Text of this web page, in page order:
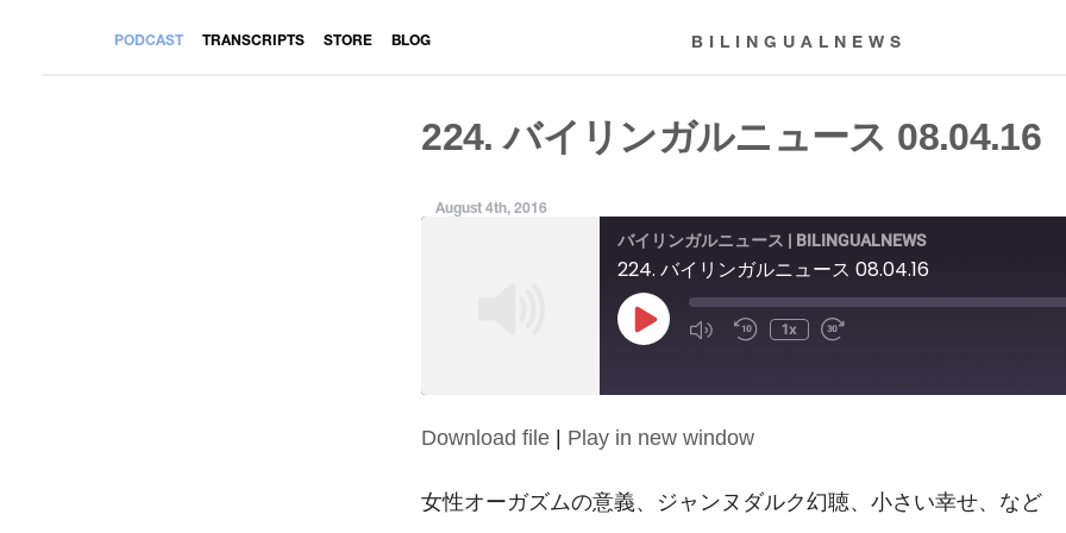
PODCAST TRANSCRIPTS STORE BLOG BILINGUALNEWS
224. バイリンガルニュース 08.04.16
August 4th, 2016
バイリンガルニュース | BILINGUALNEWS
224. バイリンガルニュース 08.04.16
Play
Episode
1x
SHARE
LINK
Download file | Play in new window
女性オーガズムの意義、ジャンヌダルク幻聴、小さい幸せ、など